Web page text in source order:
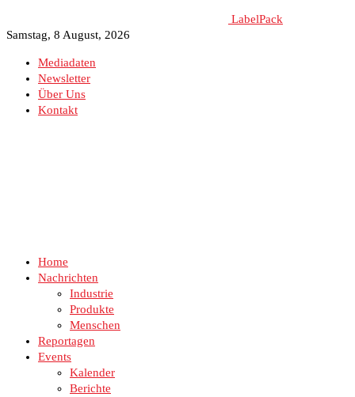
LabelPack
Samstag, 8 August, 2026
Mediadaten
Newsletter
Über Uns
Kontakt
Home
Nachrichten
Industrie
Produkte
Menschen
Reportagen
Events
Kalender
Berichte